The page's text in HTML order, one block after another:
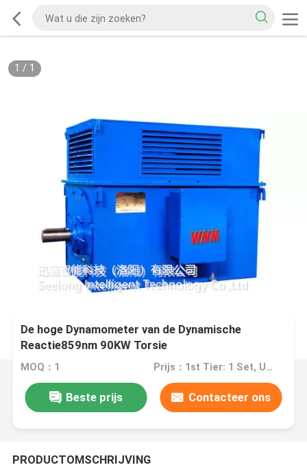
1 / 1
De hoge Dynamometer van de Dynamische
Reactie859nm 90KW Torsie
MOQ：1 Prijs：1st Tier: 1 Set, Unit Price USD 3.00 2nd Tier: 2-5 Sets, Unit Price USD 2.00 3rd Tier: Over 5 Sets, Unit Price USD 1.00
Beste prijs Contacteer ons
PRODUCTOMSCHRIJVING